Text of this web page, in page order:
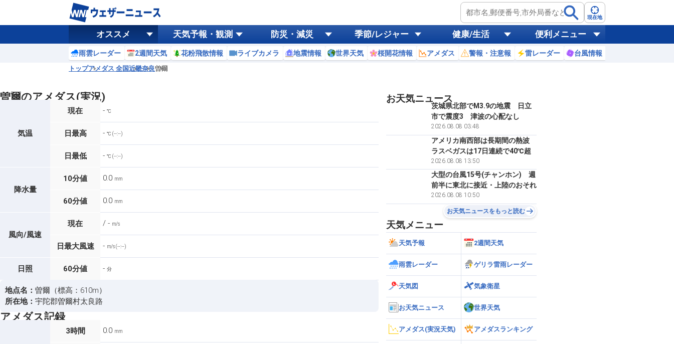
現在地
オススメ 天気予報・観測 防災・減災 季節/レジャー 健康/生活 便利メニュー
雨雲レーダー 2週間天気 花粉飛散情報 ライブカメラ 地震情報 世界天気 桜開花情報 アメダス 警報・注意報 雷レーダー 台風情報
トップアメダス 全国近畿奈良曽爾
曽爾のアメダス(実況)
気温
現在 - ℃
日最高 - ℃ (--:--)
日最低 - ℃ (--:--)
降水量
10分値 0.0 mm
60分値 0.0 mm
風向/風速
現在 / - m/s
日最大風速 - m/s (--:--)
日照 60分値 - 分
地点名： 曽爾（標高：610m）
所在地： 宇陀郡曽爾村太良路
アメダス記録
3時間 0.0 mm
お天気ニュース
茨城県北部でM3.9の地震 日立
市で震度3 津波の心配なし
2026.08.08 03:48
アメリカ南西部は長期間の熱波
ラスベガスは17日連続で40℃超
2026.08.08 13:50
大型の台風15号(チャンホン) 週
前半に東北に接近・上陸のおそれ
2026.08.08 10:50
お天気ニュースをもっと読む
天気メニュー
天気予報 2週間天気
雨雲レーダー ゲリラ雷雨レーダー
天気図 気象衛星
お天気ニュース 世界天気
アメダス(実況天気) アメダスランキング